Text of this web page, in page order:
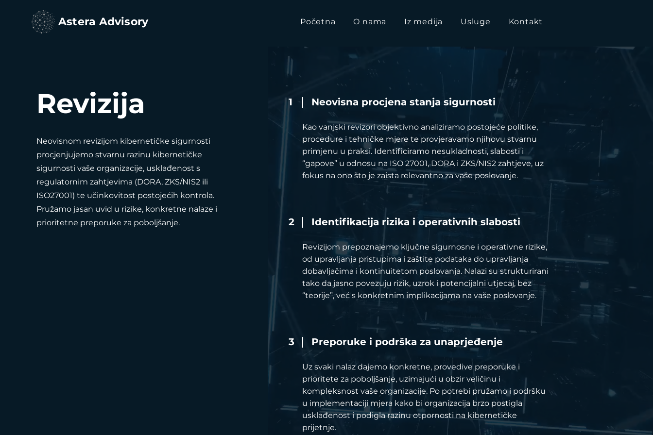
Astera Advisory Početna O nama Iz medija Usluge Kontakt
Revizija
Neovisnom revizijom kibernetičke sigurnosti
procjenjujemo stvarnu razinu kibernetičke
sigurnosti vaše organizacije, usklađenost s
regulatornim zahtjevima (DORA, ZKS/NIS2 ili
ISO27001) te učinkovitost postojećih kontrola.
Pružamo jasan uvid u rizike, konkretne nalaze i
prioritetne preporuke za poboljšanje.
1 Neovisna procjena stanja sigurnosti
Kao vanjski revizori objektivno analiziramo postojeće politike,
procedure i tehničke mjere te provjeravamo njihovu stvarnu
primjenu u praksi. Identificiramo nesukladnosti, slabosti i
“gapove” u odnosu na ISO 27001, DORA i ZKS/NIS2 zahtjeve, uz
fokus na ono što je zaista relevantno za vaše poslovanje.
2 Identifikacija rizika i operativnih slabosti
Revizijom prepoznajemo ključne sigurnosne i operativne rizike,
od upravljanja pristupima i zaštite podataka do upravljanja
dobavljačima i kontinuitetom poslovanja. Nalazi su strukturirani
tako da jasno povezuju rizik, uzrok i potencijalni utjecaj, bez
“teorije”, već s konkretnim implikacijama na vaše poslovanje.
3 Preporuke i podrška za unaprjeđenje
Uz svaki nalaz dajemo konkretne, provedive preporuke i
prioritete za poboljšanje, uzimajući u obzir veličinu i
kompleksnost vaše organizacije. Po potrebi pružamo i podršku
u implementaciji mjera kako bi organizacija brzo postigla
usklađenost i podigla razinu otpornosti na kibernetičke
prijetnje.